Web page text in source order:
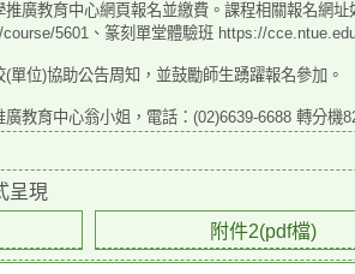
廣教育中心網頁報名並繳費。課程相關報名網
5601、篆刻單堂體驗班 https://
單位)協助公告周知，並鼓勵師生踴躍報名參加。
教育中心翁小姐，電話：(02)6639-6688 轉分機
呈現
附件2(pdf檔)